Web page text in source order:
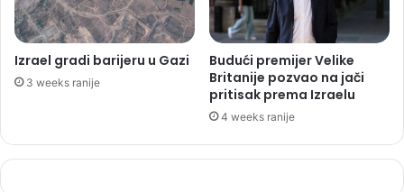
Izrael gradi barijeru u Gazi
3 weeks ranije
Budući premijer Velike
Britanije pozvao na jači
pritisak prema Izraelu
4 weeks ranije